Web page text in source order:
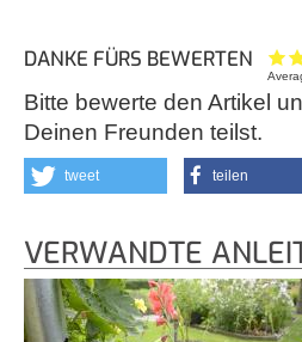
DANKE FÜRS BEWERTEN
Bitte bewerte den Artikel
Deinen Freunden teilst.
tweet teilen
VERWANDTE